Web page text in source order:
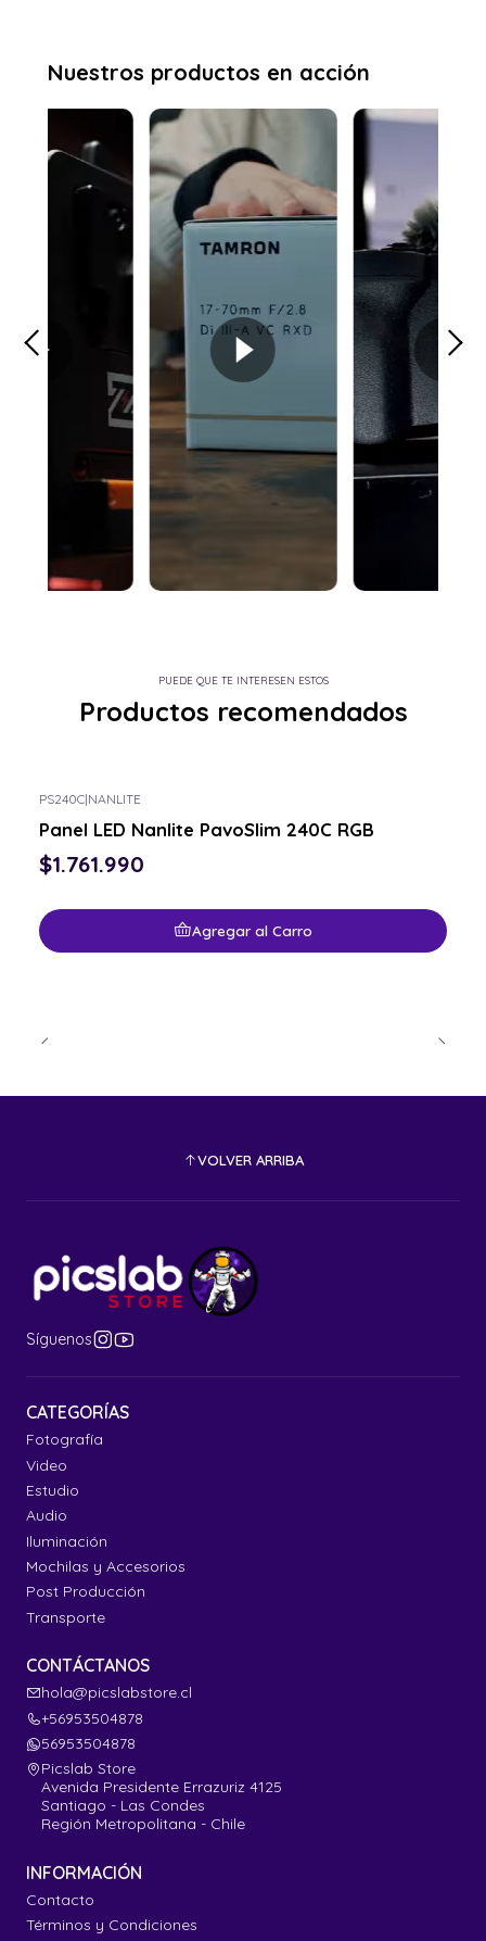
PUEDE QUE TE INTERESEN ESTOS
Productos recomendados
PS240C|NANLITE
Panel LED Nanlite PavoSlim 240C RGB
$1.761.990
Agregar al Carro
VOLVER ARRIBA
Síguenos
CATEGORÍAS
Fotografía
Video
Estudio
Audio
Iluminación
Mochilas y Accesorios
Post Producción
Transporte
CONTÁCTANOS
hola@picslabstore.cl
+56953504878
56953504878
Picslab Store
Avenida Presidente Errazuriz 4125
Santiago - Las Condes
Región Metropolitana - Chile
INFORMACIÓN
Contacto
Términos y Condiciones